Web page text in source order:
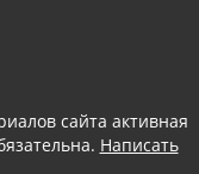
сайта активная
Написать